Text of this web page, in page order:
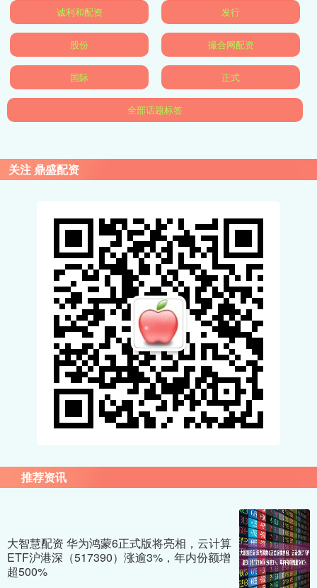
诚利和配资 发行
股份 撮合网配资
国际 正式
全部话题标签
关注 鼎盛配资
推荐资讯
大智慧配资 华为鸿蒙6正式版将亮相，云计算
ETF沪港深（517390）涨逾3%，年内份额增
超500%